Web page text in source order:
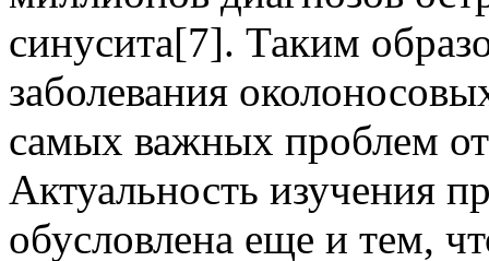
синусита[7]. Таким
заболевания
самых важных проблем
Актуальность изучения
обусловлена еще и тем,